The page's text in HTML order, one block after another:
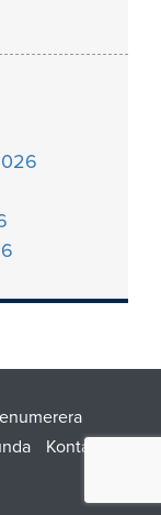
Kontakt